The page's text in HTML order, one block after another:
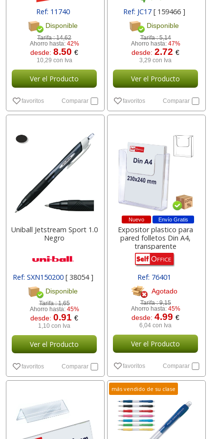
Ref: 11740
Disponible
Tarifa :14,62
Ahorro hasta: 42%
desde:8.50€
10,29 con Iva
Ver el Producto
favoritos Comparar
Ref: JC17 [ 159466 ]
Disponible
Tarifa :5,14
Ahorro hasta: 47%
desde:2.72€
3,29 con Iva
Ver el Producto
favoritos Comparar
Uniball Jetstream Sport 1.0
Negro
Ref: SXN150200 [ 38054 ]
Disponible
Tarifa :1,65
Ahorro hasta: 45%
desde:0.91€
1,10 con Iva
Ver el Producto
favoritos Comparar
Envío Gratis
Nuevo
Expositor plastico para
pared folletos Din A4,
transparente
Ref: 76401
Agotado
Tarifa :9,15
Ahorro hasta: 45%
desde:4.99€
6,04 con Iva
Ver el Producto
favoritos Comparar
más vendido de su clase